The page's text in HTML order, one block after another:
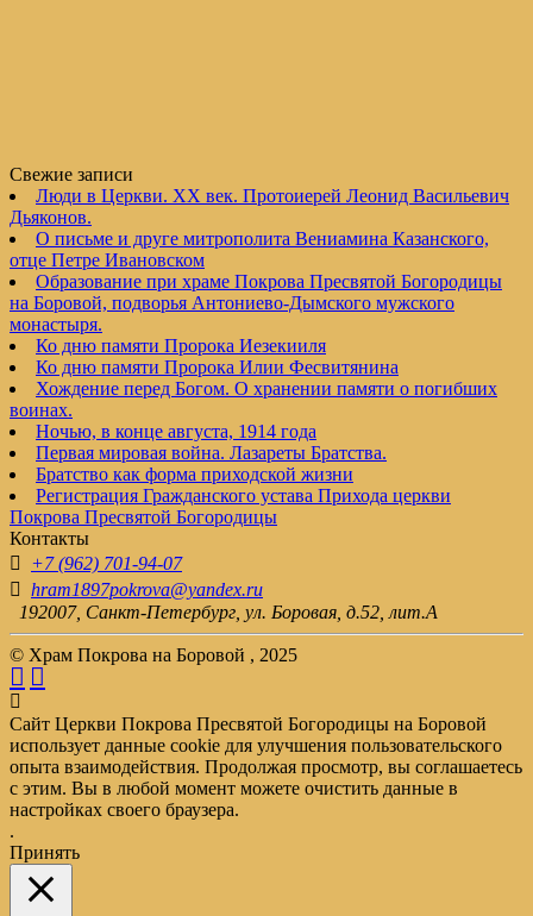
Свежие записи
Люди в Церкви. XX век. Протоиерей Леонид Васильевич
Дьяконов.
О письме и друге митрополита Вениамина Казанского,
отце Петре Ивановском
Образование при храме Покрова Пресвятой Богородицы
на Боровой, подворья Антониево-Дымского мужского
монастыря.
Ко дню памяти Пророка Иезекииля
Ко дню памяти Пророка Илии Фесвитянина
Хождение перед Богом. О хранении памяти о погибших
воинах.
Ночью, в конце августа, 1914 года
Первая мировая война. Лазареты Братства.
Братство как форма приходской жизни
Регистрация Гражданского устава Прихода церкви
Покрова Пресвятой Богородицы
Контакты
+7 (962) 701-94-07
hram1897pokrova@yandex.ru
192007, Санкт-Петербург, ул. Боровая, д.52, лит.А
© Храм Покрова на Боровой , 2025
Сайт Церкви Покрова Пресвятой Богородицы на Боровой
использует данные cookie для улучшения пользовательского
опыта взаимодействия. Продолжая просмотр, вы соглашаетесь
с этим. Вы в любой момент можете очистить данные в
настройках своего браузера.
.
Принять